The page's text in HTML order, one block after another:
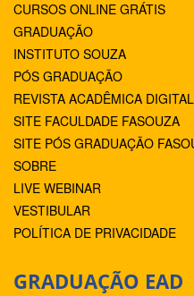
CURSOS ONLINE GRÁTIS
GRADUAÇÃO
INSTITUTO SOUZA
PÓS GRADUAÇÃO
REVISTA ACADÊMICA DIGITAL
SITE FACULDADE FASOUZA
SITE PÓS GRADUAÇÃO
SOBRE
LIVE WEBINAR
VESTIBULAR
POLÍTICA DE PRIVACIDADE
GRADUAÇÃO EAD